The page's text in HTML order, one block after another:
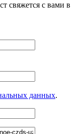
свяжется с вами в
данных.